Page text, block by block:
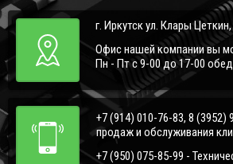
г. Иркутск ул. Клары
Офис нашей компании вы
Пн - Пт с 9-00 до 17-00
+7 (914) 010-76-83, 8 (3952)
продаж и обслуживания
+7 (950) 075-85-99 -